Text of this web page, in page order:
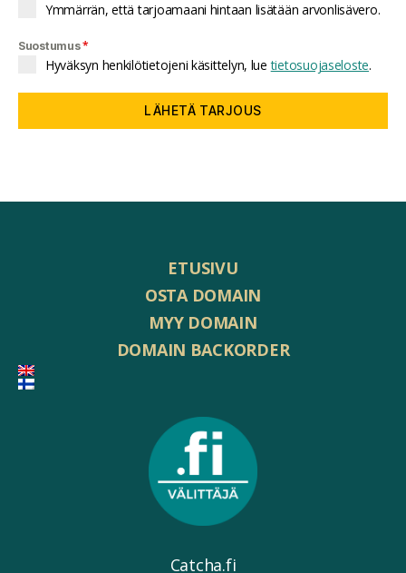
Ymmärrän, että tarjoamaani hintaan lisätään arvonlisävero.
Suostumus*
Hyväksyn henkilötietojeni käsittelyn, luetietosuojaseloste.
LÄHETÄ TARJOUS
ETUSIVU
OSTA DOMAIN
MYY DOMAIN
DOMAIN BACKORDER
Catcha.fi